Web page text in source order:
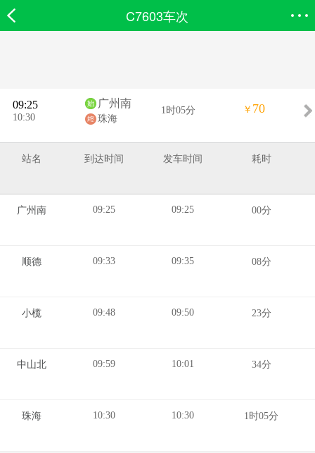
C7603车次
09:25
10:30
广州南
珠海
1时05分 ￥ 70
站名 到达时间 发车时间 耗时
广州南 09:25 09:25 00分
顺德 09:33 09:35 08分
小榄 09:48 09:50 23分
中山北 09:59 10:01 34分
珠海 10:30 10:30 1时05分